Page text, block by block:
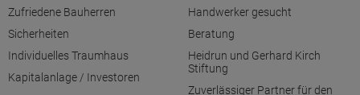
Zufriedene Bauherren
Sicherheiten
Individuelles Traumhaus
Kapitalanlage / Investoren
Handwerker gesucht
Beratung
Heidrun und Gerhard Kirch
Stiftung
Zuverlässiger Partner für den